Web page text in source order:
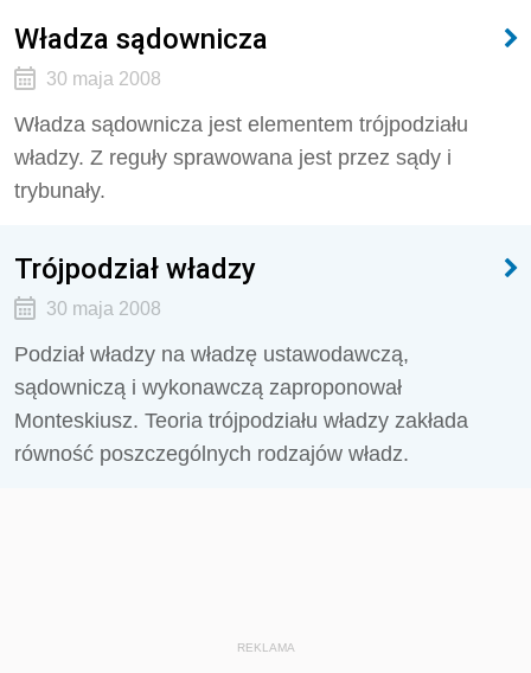
Władza sądownicza
30 maja 2008
Władza sądownicza jest elementem trójpodziału
władzy. Z reguły sprawowana jest przez sądy i
trybunały.
Trójpodział władzy
30 maja 2008
Podział władzy na władzę ustawodawczą,
sądowniczą i wykonawczą zaproponował
Monteskiusz. Teoria trójpodziału władzy zakłada
równość poszczególnych rodzajów władz.
REKLAMA